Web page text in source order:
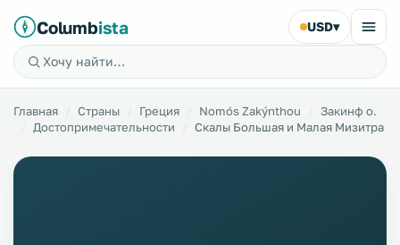
Columbista USD▾
Главная Страны Греция Nomós Zakýnthou
Закинф о.
Достопримечательности
Скалы Большая и Малая Мизитра